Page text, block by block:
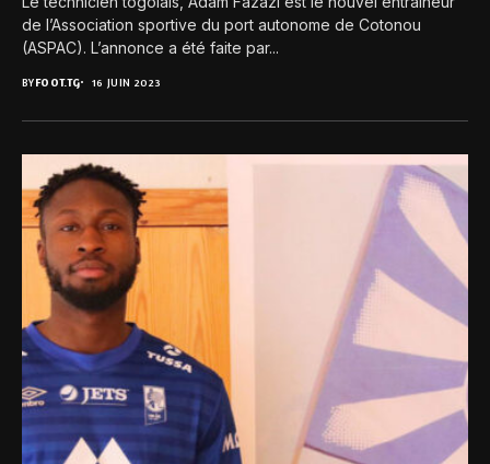
de l’Association sportive du port autonome de Cotonou
(ASPAC). L’annonce a été faite par...
BYFOOT.TG 16 JUIN 2023